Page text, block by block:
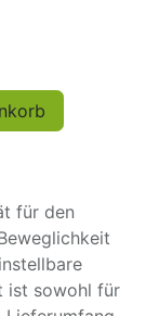
für den
ist sowohl für